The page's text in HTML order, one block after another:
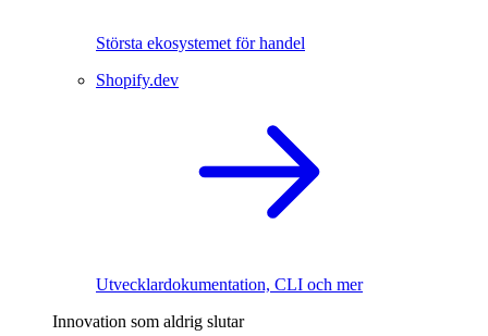
Största ekosystemet för handel
Shopify.dev
Utvecklardokumentation, CLI och mer
Innovation som aldrig slutar